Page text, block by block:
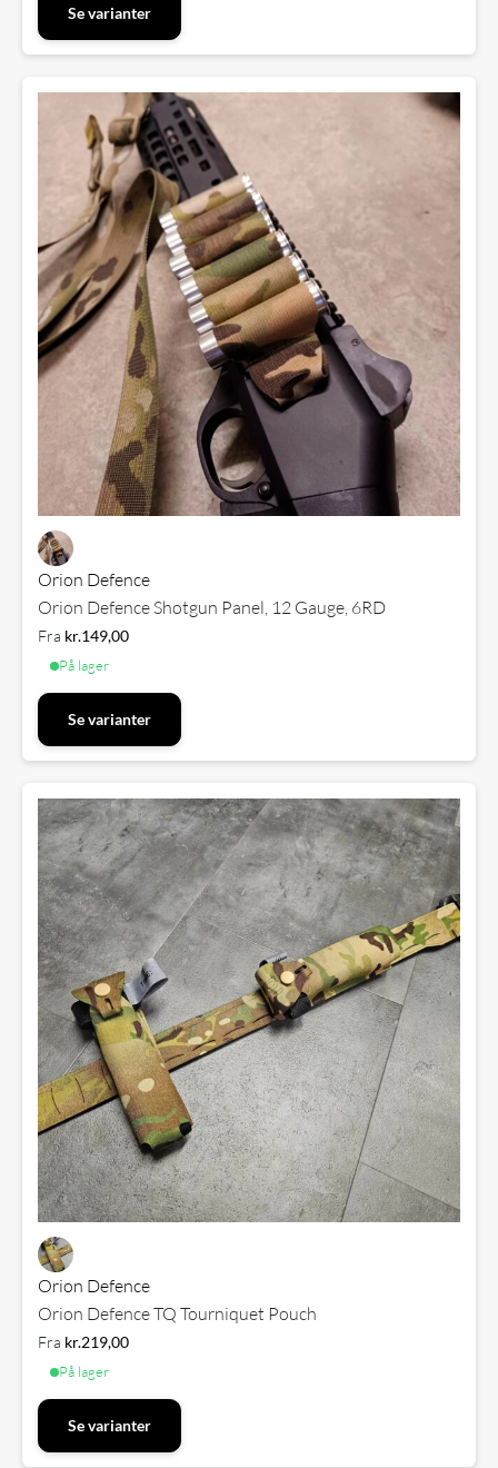
Se varianter
Orion Defence
Orion Defence Shotgun Panel, 12 Gauge, 6RD
Fra kr.149,00
På lager
Se varianter
Orion Defence
Orion Defence TQ Tourniquet Pouch
Fra kr.219,00
På lager
Se varianter